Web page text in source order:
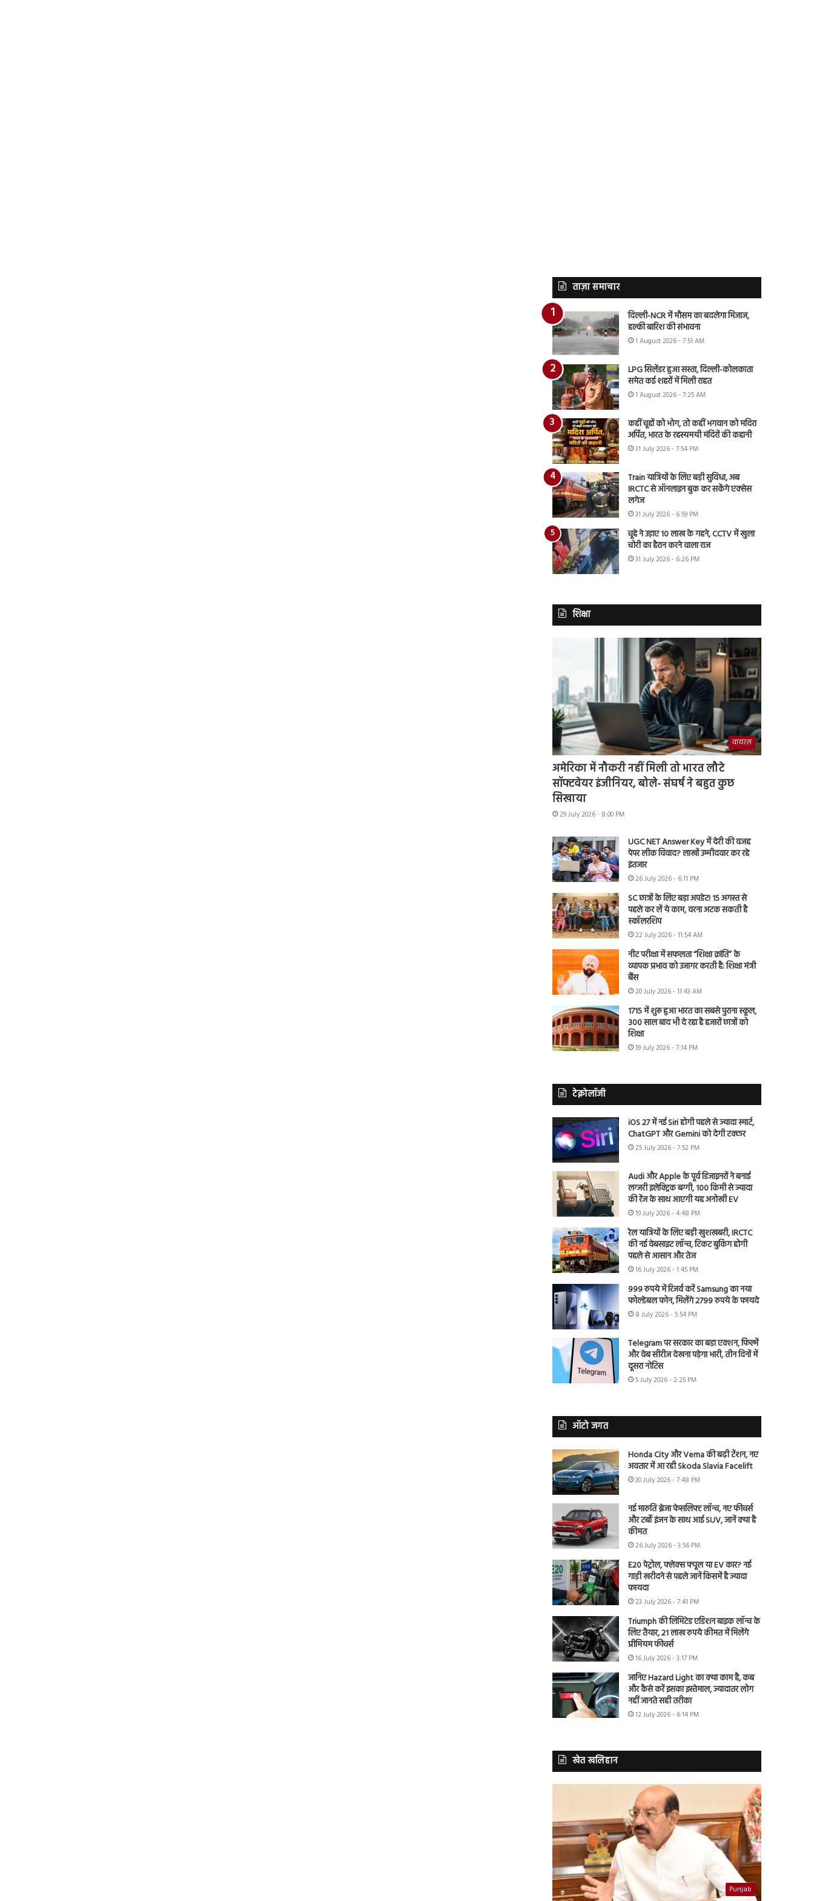
ताज़ा समाचार
दिल्ली-NCR में मौसम का बदलेगा मिजाज,
हल्की बारिश की संभावना
1 August 2026 - 7:51 AM
LPG सिलेंडर हुआ सस्ता, दिल्ली-कोलकाता
समेत कई शहरों में मिली राहत
1 August 2026 - 7:25 AM
कहीं चूहों को भोग, तो कहीं भगवान को मदिरा
अर्पित, भारत के रहस्यमयी मंदिरों की कहानी
31 July 2026 - 7:54 PM
Train यात्रियों के लिए बड़ी सुविधा, अब
IRCTC से ऑनलाइन बुक कर सकेंगे एक्सेस
लगेज
31 July 2026 - 6:59 PM
चूहे ने उड़ाए 10 लाख के गहने, CCTV में खुला
चोरी का हैरान करने वाला राज
31 July 2026 - 6:26 PM
शिक्षा
वायरल
अमेरिका में नौकरी नहीं मिली तो भारत लौटे
सॉफ्टवेयर इंजीनियर, बोले- संघर्ष ने बहुत कुछ
सिखाया
29 July 2026 - 8:00 PM
UGC NET Answer Key में देरी की वजह
पेपर लीक विवाद? लाखों उम्मीदवार कर रहे
इंतजार
26 July 2026 - 6:11 PM
SC छात्रों के लिए बड़ा अपडेट! 15 अगस्त से
पहले कर लें ये काम, वरना अटक सकती है
स्कॉलरशिप
22 July 2026 - 11:54 AM
नीट परीक्षा में सफलता “शिक्षा क्रांति” के
व्यापक प्रभाव को उजागर करती है: शिक्षा मंत्री
बैंस
20 July 2026 - 11:43 AM
1715 में शुरू हुआ भारत का सबसे पुराना स्कूल,
300 साल बाद भी दे रहा है हजारों छात्रों को
शिक्षा
19 July 2026 - 7:14 PM
टेक्नोलॉजी
iOS 27 में नई Siri होगी पहले से ज्यादा स्मार्ट,
ChatGPT और Gemini को देगी टक्कर
25 July 2026 - 7:52 PM
Audi और Apple के पूर्व डिजाइनरों ने बनाई
लग्जरी इलेक्ट्रिक बग्गी, 100 किमी से ज्यादा
की रेंज के साथ आएगी यह अनोखी EV
19 July 2026 - 4:48 PM
रेल यात्रियों के लिए बड़ी खुशखबरी, IRCTC
की नई वेबसाइट लॉन्च, टिकट बुकिंग होगी
पहले से आसान और तेज
16 July 2026 - 1:45 PM
999 रुपये में रिजर्व करें Samsung का नया
फोल्डेबल फोन, मिलेंगे 2799 रुपये के फायदे
8 July 2026 - 5:54 PM
Telegram पर सरकार का बड़ा एक्शन, फिल्में
और वेब सीरीज देखना पड़ेगा भारी, तीन दिनों में
दूसरा नोटिस
5 July 2026 - 2:25 PM
ऑटो जगत
Honda City और Verna की बढ़ी टेंशन, नए
अवतार में आ रही Skoda Slavia Facelift
30 July 2026 - 7:48 PM
नई मारुति ब्रेजा फेसलिफ्ट लॉन्च, नए फीचर्स
और टर्बो इंजन के साथ आई SUV, जानें क्या है
कीमत
26 July 2026 - 3:56 PM
E20 पेट्रोल, फ्लेक्स फ्यूल या EV कार? नई
गाड़ी खरीदने से पहले जानें किसमें है ज्यादा
फायदा
23 July 2026 - 7:41 PM
Triumph की लिमिटेड एडिशन बाइक लॉन्च के
लिए तैयार, 21 लाख रुपये कीमत में मिलेंगे
प्रीमियम फीचर्स
16 July 2026 - 3:17 PM
जानिए Hazard Light का क्या काम है, कब
और कैसे करें इसका इस्तेमाल, ज्यादातर लोग
नहीं जानते सही तरीका
12 July 2026 - 6:14 PM
खेत खलिहान
Punjab